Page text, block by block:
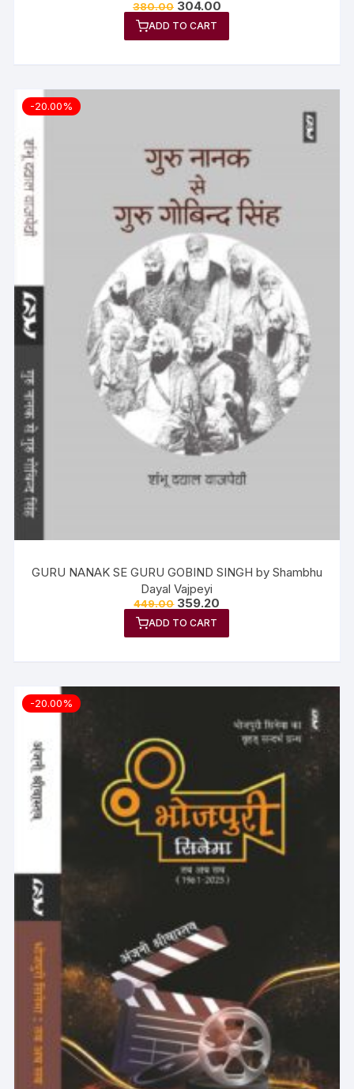
Rated
out of 5
380.00 304.00
ADD TO CART
-20.00%
GURU NANAK SE GURU GOBIND SINGH by Shambhu
Dayal Vajpeyi
449.00 359.20
ADD TO CART
-20.00%